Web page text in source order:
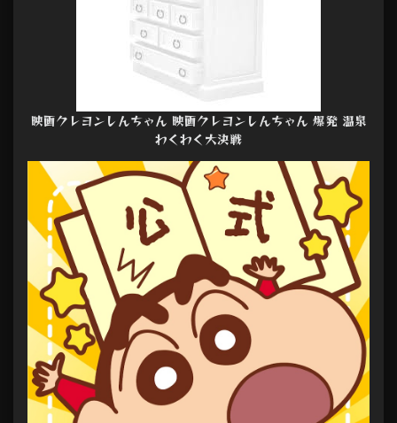
映画クレヨンしんちゃん 映画クレヨンしんちゃん 爆発 温泉
わくわく大決戦